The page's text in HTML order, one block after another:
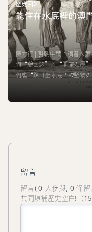
歷史回眸
能住在水底裡的澳
陳力行 | 明朝中葉，讀書人
們“貌凶惡”、“肌膚如墨”
們能“鎮日坐水底，取墜物
留言
留言( 0 人參與, 0 條留
共同填補歷史空白!（